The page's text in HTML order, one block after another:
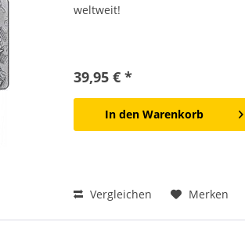
weltweit!
39,95 € *
In den Warenkorb
Vergleichen Merken